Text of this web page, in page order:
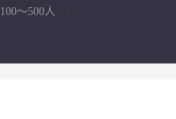
100～500人